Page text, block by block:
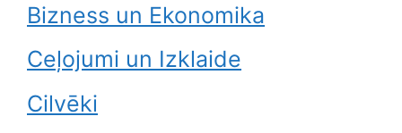
Bizness un Ekonomika
Ceļojumi un Izklaide
Cilvēki